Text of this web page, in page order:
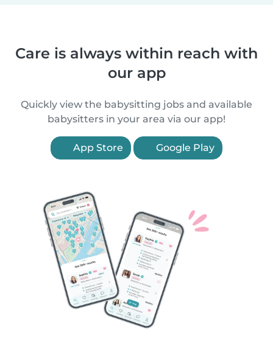
Care is always within reach with
our app
Quickly view the babysitting jobs and available
babysitters in your area via our app!
App Store Google Play